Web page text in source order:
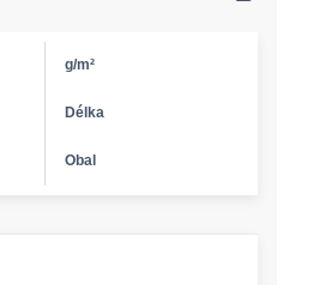
g/m²
Délka
Obal